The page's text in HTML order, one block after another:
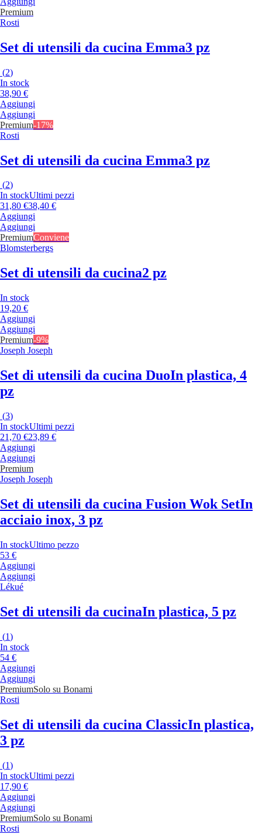
Premium
Rosti
Set di utensili da cucina Emma3 pz
(2)
In stock
38,90 €
Aggiungi
Aggiungi
Premium-17%
Rosti
Set di utensili da cucina Emma3 pz
(2)
In stockUltimi pezzi
31,80 €38,40 €
Aggiungi
Aggiungi
PremiumConviene
Blomsterbergs
Set di utensili da cucina2 pz
In stock
19,20 €
Aggiungi
Aggiungi
Premium-9%
Joseph Joseph
Set di utensili da cucina DuoIn plastica, 4
pz
(3)
In stockUltimi pezzi
21,70 €23,89 €
Aggiungi
Aggiungi
Premium
Joseph Joseph
Set di utensili da cucina Fusion Wok SetIn
acciaio inox, 3 pz
In stockUltimo pezzo
53 €
Aggiungi
Aggiungi
Lékué
Set di utensili da cucinaIn plastica, 5 pz
(1)
In stock
54 €
Aggiungi
Aggiungi
PremiumSolo su Bonami
Rosti
Set di utensili da cucina ClassicIn plastica,
3 pz
(1)
In stockUltimi pezzi
17,90 €
Aggiungi
Aggiungi
PremiumSolo su Bonami
Rosti